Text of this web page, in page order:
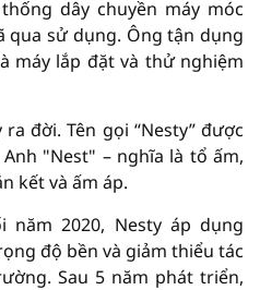
dây chuyền máy móc
qua sử dụng. Ông tận dụng
máy lắp đặt và thử nghiệm
đời. Tên gọi “Nesty” được
"Nest" – nghĩa là tổ ấm,
kết và ấm áp.
2020, Nesty áp dụng
độ bền và giảm thiểu tác
Sau 5 năm phát triển,